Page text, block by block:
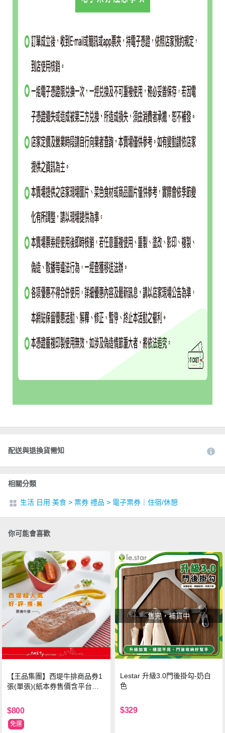
配送與退換貨需知
相關分類
生活 日用 美食 > 票券 禮品 > 電子票券｜住宿/休憩
你可能會喜歡
【王品集團】西堤牛排商品券1
張(單張)(紙本券售價含平台物
$800
免運
售完，補貨中
Lestar 升級3.0門後掛勾-奶白
色
$329